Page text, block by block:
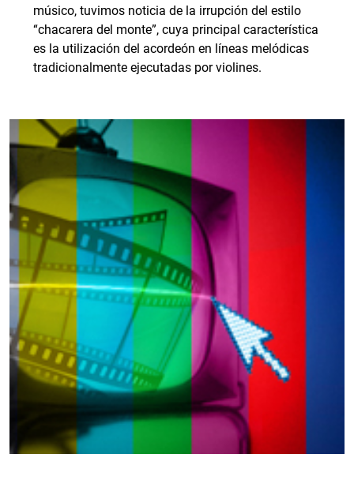
músico, tuvimos noticia de la irrupción del estilo
“chacarera del monte”, cuya principal característica
es la utilización del acordeón en líneas melódicas
tradicionalmente ejecutadas por violines.